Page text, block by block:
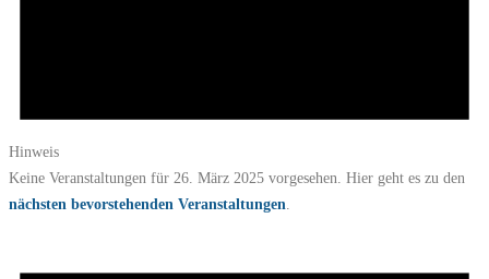
Hinweis
Keine Veranstaltungen für 26. März 2025 vorgesehen. Hier geht es zu den
nächsten bevorstehenden Veranstaltungen.